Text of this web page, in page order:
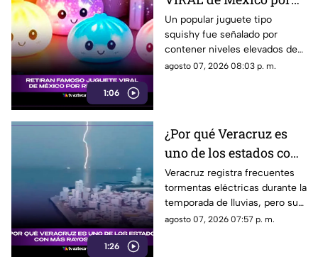
1:06
riesgo químico; esto
debes saber
Un popular juguete tipo
squishy fue señalado por
contener niveles elevados de
una sustancia cancerígena,
agosto 07, 2026 08:03 p. m.
1:26
¿Por qué Veracruz es
uno de los estados con
MÁS RAYOS en
México?
Veracruz registra frecuentes
tormentas eléctricas durante la
temporada de lluvias, pero su
ubicación geográfica y relieve
agosto 07, 2026 07:57 p. m.